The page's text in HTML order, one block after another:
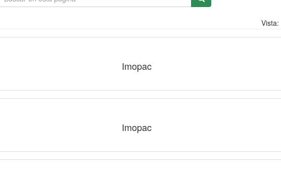
Vista:
Imopac
Imopac